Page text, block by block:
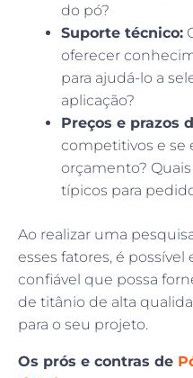
do pó?
Suporte técnico:
oferecer
para ajudá-lo a
aplicação?
Preços e prazos
competitivos e se
orçamento?
típicos para
Ao realizar uma
esses fatores, é
confiável que possa
de titânio de alta
para o seu projeto.
Os prós e contras de